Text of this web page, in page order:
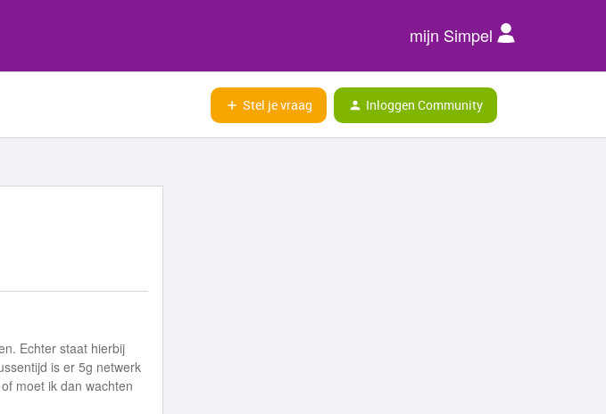
mijn Simpel
Stel je vraag Inloggen Community
Echter staat hierbij
is er 5g netwerk
moet ik dan wachten